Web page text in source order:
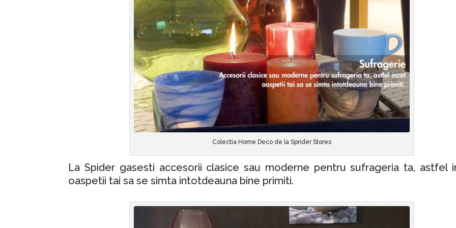
Colectia Home Deco de la Sprider Stores
La Spider gasesti accesorii clasice sau moderne pentru sufrageria ta, astfel
oaspetii tai sa se simta intotdeauna bine primiti.